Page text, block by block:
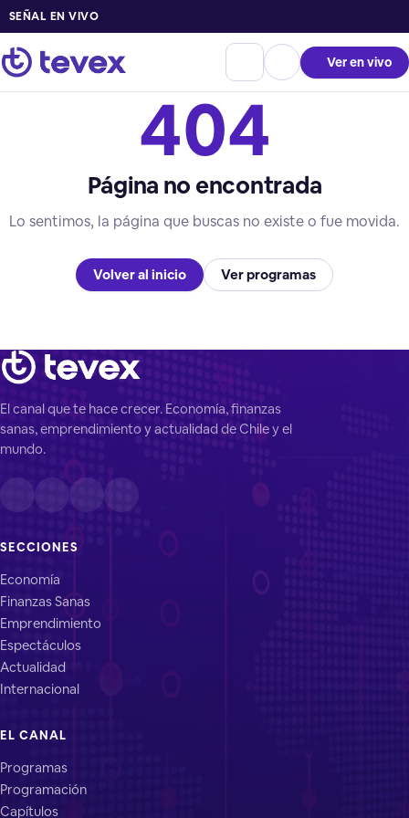
SEÑAL EN VIVO
Ver en vivo
404
Página no encontrada
Lo sentimos, la página que buscas no existe o fue movida.
Volver al inicio Ver programas
El canal que te hace crecer. Economía, finanzas
sanas, emprendimiento y actualidad de Chile y el
mundo.
SECCIONES
Economía
Finanzas Sanas
Emprendimiento
Espectáculos
Actualidad
Internacional
EL CANAL
Programas
Programación
Capítulos